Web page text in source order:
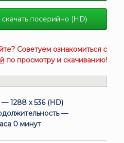
посерийно (HD)
Советуем ознакомиться с
по просмотру и скачиванию!
— 1288 x 536 (HD)
—
0 минут